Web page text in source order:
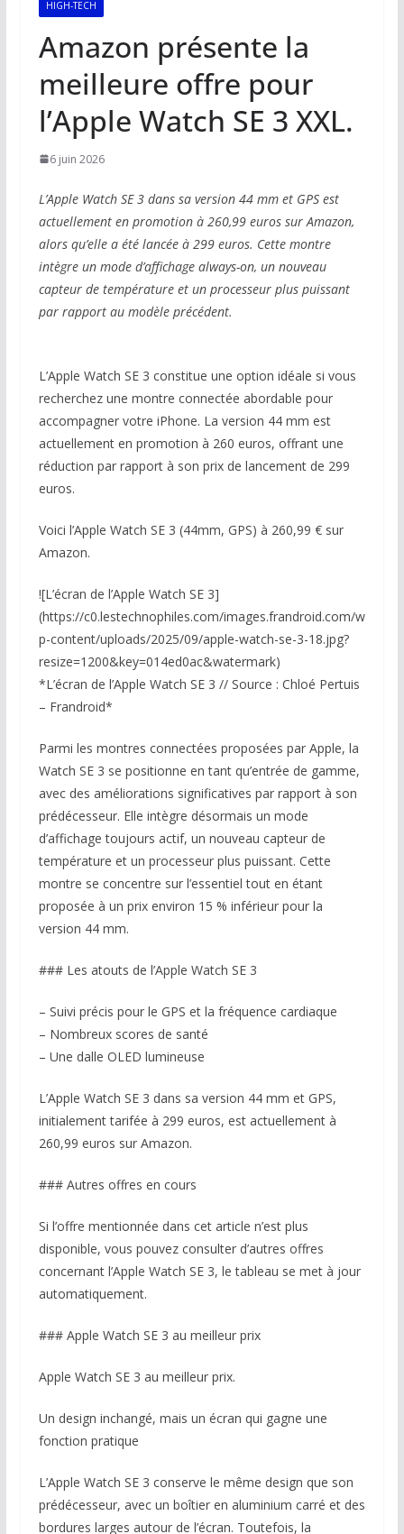
HIGH-TECH
Amazon présente la
meilleure offre pour
l’Apple Watch SE 3 XXL.
6 juin 2026
L’Apple Watch SE 3 dans sa version 44 mm et GPS est
actuellement en promotion à 260,99 euros sur Amazon,
alors qu’elle a été lancée à 299 euros. Cette montre
intègre un mode d’affichage always-on, un nouveau
capteur de température et un processeur plus puissant
par rapport au modèle précédent.
L’Apple Watch SE 3 constitue une option idéale si vous
recherchez une montre connectée abordable pour
accompagner votre iPhone. La version 44 mm est
actuellement en promotion à 260 euros, offrant une
réduction par rapport à son prix de lancement de 299
euros.
Voici l’Apple Watch SE 3 (44mm, GPS) à 260,99 € sur
Amazon.
![L’écran de l’Apple Watch SE 3]
(https://c0.lestechnophiles.com/images.frandroid.com/w
p-content/uploads/2025/09/apple-watch-se-3-18.jpg?
resize=1200&key=014ed0ac&watermark)
*L’écran de l’Apple Watch SE 3 // Source : Chloé Pertuis
– Frandroid*
Parmi les montres connectées proposées par Apple, la
Watch SE 3 se positionne en tant qu’entrée de gamme,
avec des améliorations significatives par rapport à son
prédécesseur. Elle intègre désormais un mode
d’affichage toujours actif, un nouveau capteur de
température et un processeur plus puissant. Cette
montre se concentre sur l’essentiel tout en étant
proposée à un prix environ 15 % inférieur pour la
version 44 mm.
### Les atouts de l’Apple Watch SE 3
– Suivi précis pour le GPS et la fréquence cardiaque
– Nombreux scores de santé
– Une dalle OLED lumineuse
L’Apple Watch SE 3 dans sa version 44 mm et GPS,
initialement tarifée à 299 euros, est actuellement à
260,99 euros sur Amazon.
### Autres offres en cours
Si l’offre mentionnée dans cet article n’est plus
disponible, vous pouvez consulter d’autres offres
concernant l’Apple Watch SE 3, le tableau se met à jour
automatiquement.
### Apple Watch SE 3 au meilleur prix
Apple Watch SE 3 au meilleur prix.
Un design inchangé, mais un écran qui gagne une
fonction pratique
L’Apple Watch SE 3 conserve le même design que son
prédécesseur, avec un boîtier en aluminium carré et des
bordures larges autour de l’écran. Toutefois, la